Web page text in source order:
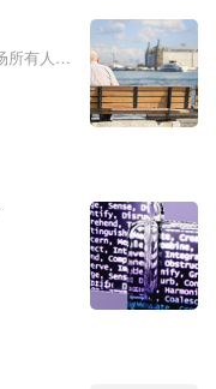
所有人都